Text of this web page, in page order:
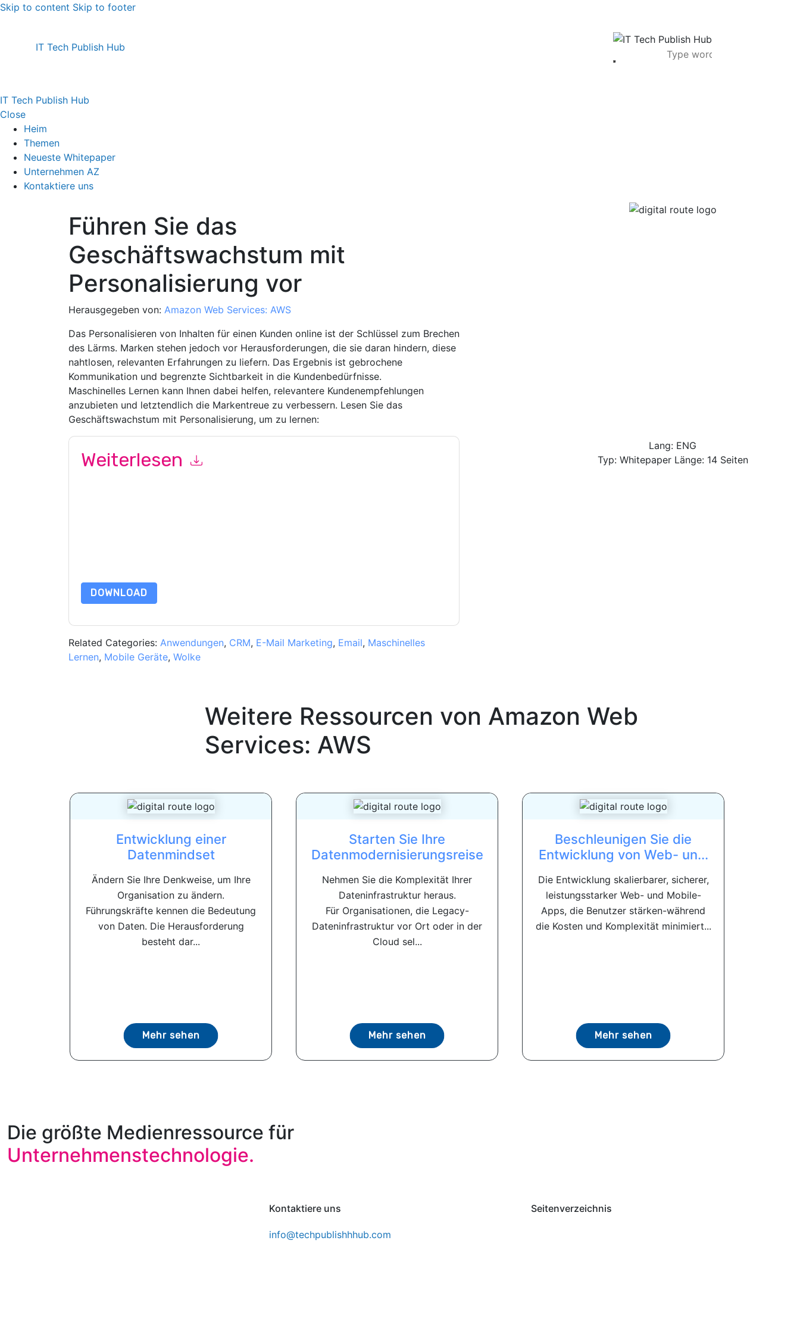
Skip to content Skip to footer
IT Tech Publish Hub
IT Tech Publish Hub
Close
Heim
Themen
Neueste Whitepaper
Unternehmen AZ
Kontaktiere uns
Führen Sie das
Geschäftswachstum mit
Personalisierung vor
Herausgegeben von: Amazon Web Services: AWS
Das Personalisieren von Inhalten für einen Kunden online ist der Schlüssel zum Brechen
des Lärms. Marken stehen jedoch vor Herausforderungen, die sie daran hindern, diese
nahtlosen, relevanten Erfahrungen zu liefern. Das Ergebnis ist gebrochene
Kommunikation und begrenzte Sichtbarkeit in die Kundenbedürfnisse.
Maschinelles Lernen kann Ihnen dabei helfen, relevantere Kundenempfehlungen
anzubieten und letztendlich die Markentreue zu verbessern. Lesen Sie das
Geschäftswachstum mit Personalisierung, um zu lernen:
Weiterlesen
DOWNLOAD
Related Categories: Anwendungen, CRM, E-Mail Marketing, Email, Maschinelles
Lernen, Mobile Geräte, Wolke
Lang: ENG
Typ: Whitepaper Länge: 14 Seiten
Weitere Ressourcen von Amazon Web
Services: AWS
Entwicklung einer
Datenmindset
Ändern Sie Ihre Denkweise, um Ihre
Organisation zu ändern.
Führungskräfte kennen die Bedeutung
von Daten. Die Herausforderung
besteht dar...
Mehr sehen
Starten Sie Ihre
Datenmodernisierungsreise
Nehmen Sie die Komplexität Ihrer
Dateninfrastruktur heraus.
Für Organisationen, die Legacy-
Dateninfrastruktur vor Ort oder in der
Cloud sel...
Mehr sehen
Beschleunigen Sie die
Entwicklung von Web- un...
Die Entwicklung skalierbarer, sicherer,
leistungsstarker Web- und Mobile-
Apps, die Benutzer stärken-während
die Kosten und Komplexität minimiert...
Mehr sehen
Die größte Medienressource für
Unternehmenstechnologie.
Kontaktiere uns
info@techpublishhhub.com
Seitenverzeichnis